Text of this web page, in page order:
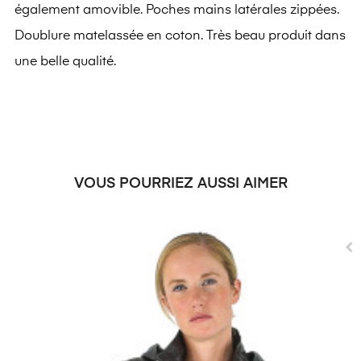
également amovible. Poches mains latérales zippées.
Doublure matelassée en coton. Très beau produit dans
une belle qualité.
VOUS POURRIEZ AUSSI AIMER